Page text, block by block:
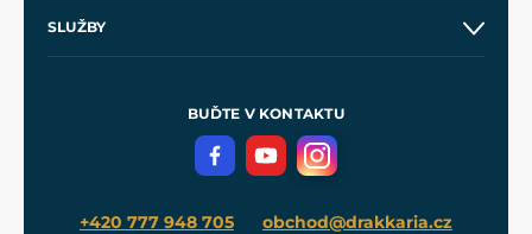
Velkoobchod
SLUŽBY
Meče pro Kingdom Come
BUĎTE V KONTAKTU
+420 777 948 705 obchod@drakkaria.cz